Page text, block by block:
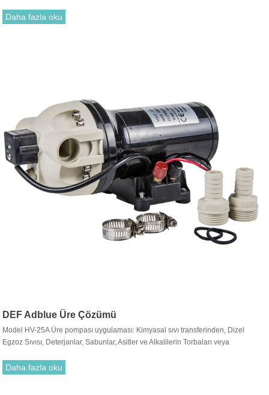
transferi. 4. Araba ve saç kremi yıkamak için kullanılabilir.
Daha fazla oku
DEF Adblue Üre Çözümü
Model HV-25A Üre pompası uygulaması: Kimyasal sıvı transferinden, Dizel
Egzoz Sıvısı, Deterjanlar, Sabunlar, Asitler ve Alkalilerin Torbaları veya
Daha fazla oku